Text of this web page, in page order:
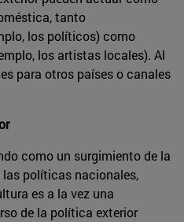
tanto
los políticos) como
los artistas locales). Al
para otros países o canales
como un surgimiento de la
políticas nacionales,
es a la vez una
de la política exterior